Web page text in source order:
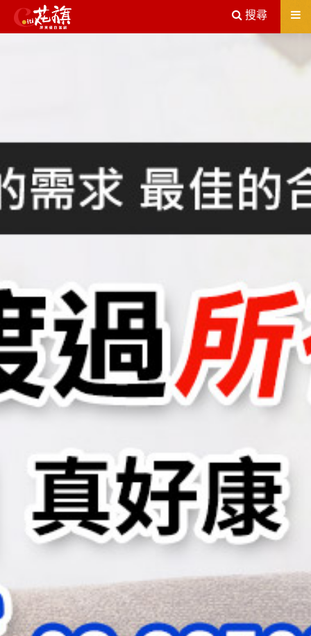
屏東機車借款解決您所有的借貸疑慮，完全了解、滿意再貸！
送出
搜尋